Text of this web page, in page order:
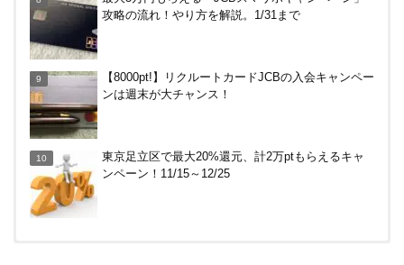
介コード wtffz4c など！条件まとめ
象外へ！11月から
攻略の流れ！やり方を解説。1/31まで
【8000pt!】リクルートカードJCBの入会キャンペー
ンは週末が大チャンス！
東京足立区で最大20%還元、計2万ptもらえるキャ
ンペーン！11/15～12/25